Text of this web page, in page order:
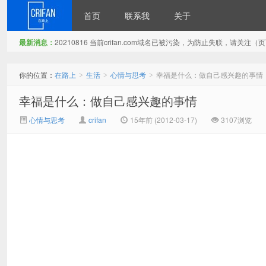
首页 联系我 关于
最新消息： 20210816 当前crifan.com域名已被污染，为防止失联，请关注（
你的位置： 在路上 > 生活 > 心情与思考 > 幸福是什么：做自己感兴趣的事情
幸福是什么：做自己感兴趣的事情
心情与思考 crifan 15年前 (2012-03-17) 3107浏览